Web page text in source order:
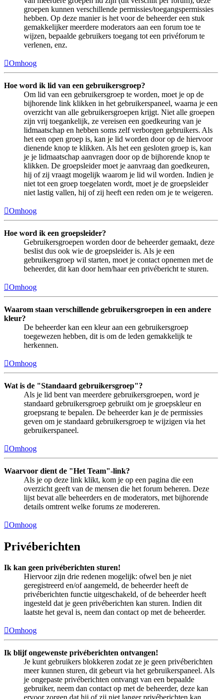
groepen kunnen verschillende permissies/toegangspermissies
hebben. Op deze manier is het voor de beheerder een stuk
gemakkelijker meerdere moderators aan een forum toe te
wijzen, bepaalde gebruikers toegang tot een privéforum te
verlenen, enz.
Omhoog
Hoe word ik lid van een gebruikersgroep?
Om lid van een gebruikersgroep te worden, moet je op de
bijhorende link klikken in het gebruikerspaneel, waarna je een
overzicht van alle gebruikersgroepen krijgt. Niet alle groepen
zijn vrij toegankelijk, ze vereisen een goedkeuring van je
lidmaatschap en hebben soms zelf verborgen gebruikers. Als
het een open groep is, kan je lid worden door op de hiervoor
dienende knop te klikken. Als het een gesloten groep is, kan
je je lidmaatschap aanvragen door op de bijhorende knop te
klikken. De groepsleider moet je aanvraag dan goedkeuren,
hij of zij vraagt mogelijk waarom je lid wil worden. Indien je
niet tot een groep toegelaten wordt, moet je de groepsleider
niet lastig vallen, hij of zij heeft een reden om je te weigeren.
Omhoog
Hoe word ik een groepsleider?
Gebruikersgroepen worden door de beheerder gemaakt, deze
beslist dus ook wie de groepsleider is. Als je een
gebruikersgroep wil starten, moet je contact opnemen met de
beheerder, dit kan door hem/haar een privébericht te sturen.
Omhoog
Waarom staan verschillende gebruikersgroepen in een andere
kleur?
De beheerder kan een kleur aan een gebruikersgroep
toegewezen hebben, dit is om de leden gemakkelijk te
herkennen.
Omhoog
Wat is de "Standaard gebruikersgroep"?
Als je lid bent van meerdere gebruikersgroepen, word je
standaard gebruikersgroep gebruikt om je groepskleur en
groepsrang te bepalen. De beheerder kan je de permissies
geven om je standaard gebruikersgroep te wijzigen via het
gebruikerspaneel.
Omhoog
Waarvoor dient de "Het Team"-link?
Als je op deze link klikt, kom je op een pagina die een
overzicht geeft van de mensen die het forum beheren. Deze
lijst bevat alle beheerders en de moderators, met bijhorende
details omtrent welke forums ze modereren.
Omhoog
Privéberichten
Ik kan geen privéberichten sturen!
Hiervoor zijn drie redenen mogelijk: ofwel ben je niet
geregistreerd en/of aangemeld, de beheerder heeft de
privéberichten functie uitgeschakeld, of de beheerder heeft
ingesteld dat je geen privéberichten kan sturen. Indien dit
laatste het geval is, neem dan contact op met de beheerder.
Omhoog
Ik blijf ongewenste privéberichten ontvangen!
Je kunt gebruikers blokkeren zodat ze je geen privéberichten
meer kunnen sturen, dit gebeurt via het gebruikerspaneel. Als
je ongepaste privéberichten ontvangt van een bepaalde
gebruiker, neem dan contact op met de beheerder, deze kan
ervoor zorgen dat hij of zij niet langer privéberichten kan